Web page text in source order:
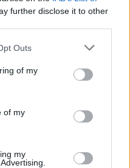
further disclose it to other
Outs
of my
of my
my